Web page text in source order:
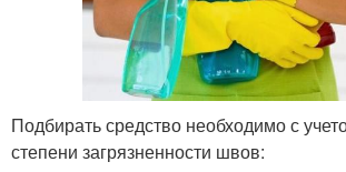
Подбирать средство необходимо с
степени загрязненности швов: